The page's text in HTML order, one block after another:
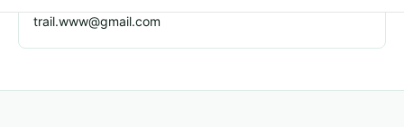
trail.www@gmail.com